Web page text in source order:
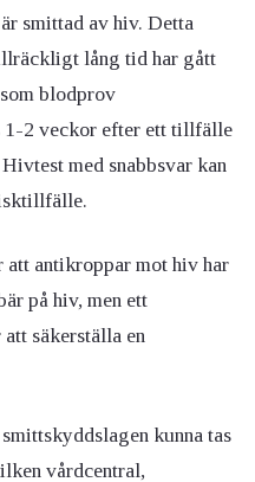
smittad av hiv. Detta
lång tid har gått
blodprov
1-2 veckor efter ett tillfälle
med snabbsvar kan
antikroppar mot hiv har
på hiv, men ett
säkerställa en
kunna tas
vårdcentral,